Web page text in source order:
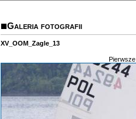
Galeria fotografii
XV_OOM_Zagle_13
Pierwsze